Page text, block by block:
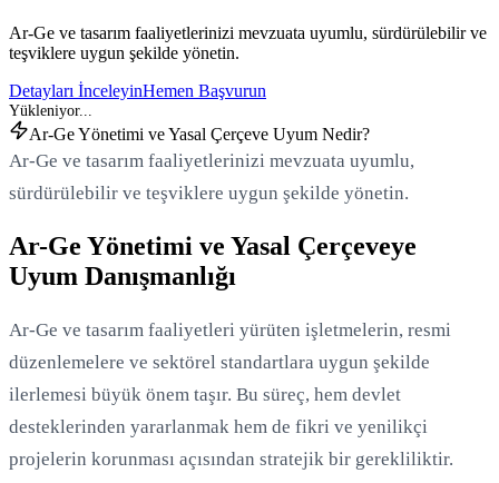
Ar-Ge ve tasarım faaliyetlerinizi mevzuata uyumlu, sürdürülebilir ve
teşviklere uygun şekilde yönetin.
Detayları İnceleyinHemen Başvurun
Yükleniyor...
Ar-Ge Yönetimi ve Yasal Çerçeve Uyum Nedir?
Ar-Ge ve tasarım faaliyetlerinizi mevzuata uyumlu,
sürdürülebilir ve teşviklere uygun şekilde yönetin.
Ar-Ge Yönetimi ve Yasal Çerçeveye
Uyum Danışmanlığı
Ar-Ge ve tasarım faaliyetleri yürüten işletmelerin, resmi
düzenlemelere ve sektörel standartlara uygun şekilde
ilerlemesi büyük önem taşır. Bu süreç, hem devlet
desteklerinden yararlanmak hem de fikri ve yenilikçi
projelerin korunması açısından stratejik bir gerekliliktir.